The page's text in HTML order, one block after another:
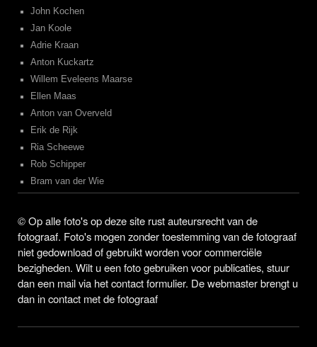
John Kochen
Jan Koole
Adrie Kraan
Anton Kuckartz
Willem Eveleens Maarse
Ellen Maas
Anton van Overveld
Erik de Rijk
Ria Scheewe
Rob Schipper
Bram van der Wie
©Op alle foto's op deze site rust auteursrecht van de
fotograaf. Foto's mogen zonder toestemming van de fotograaf
niet gedownload of gebruikt worden voor commerciële
bezigheden. Wilt u een foto gebruiken voor publicaties, stuur
dan een mail via het contact formulier. De webmaster brengt u
dan in contact met de fotograaf